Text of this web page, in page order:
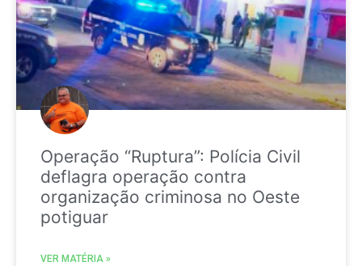
Operação “Ruptura”: Polícia Civil
deflagra operação contra
organização criminosa no Oeste
potiguar
VER MATÉRIA »